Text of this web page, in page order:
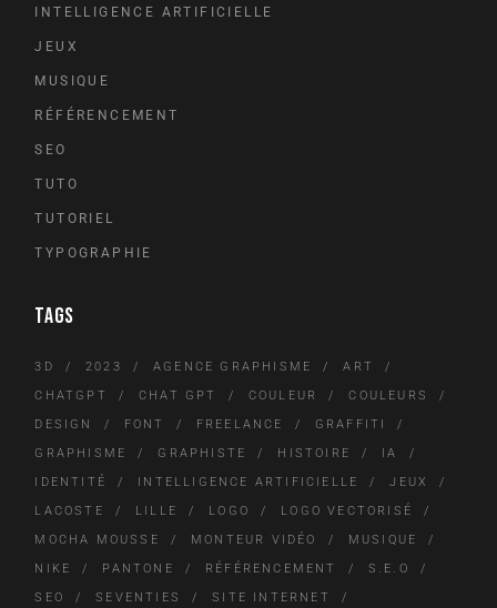
INTELLIGENCE ARTIFICIELLE
JEUX
MUSIQUE
RÉFÉRENCEMENT
SEO
TUTO
TUTORIEL
TYPOGRAPHIE
TAGS
3D 2023 AGENCE GRAPHISME
ART
CHATGPT
CHAT GPT COULEUR
COULEURS
DESIGN
FONT FREELANCE
GRAFFITI
GRAPHISME
GRAPHISTE HISTOIRE
IA
IDENTITÉ
INTELLIGENCE ARTIFICIELLE
JEUX
LACOSTE
LILLE LOGO
LOGO VECTORISÉ
MOCHA MOUSSE
MONTEUR VIDÉO
MUSIQUE
NIKE
PANTONE RÉFÉRENCEMENT
S.E.O
SEO
SEVENTIES
SITE INTERNET